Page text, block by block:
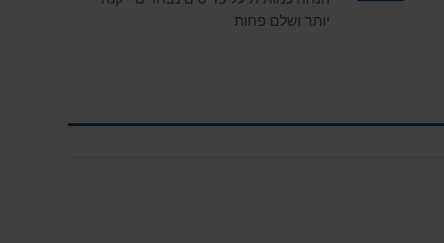
יותר ושלם פחות